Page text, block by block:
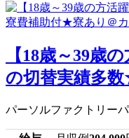
【18歳～39歳
の切替実績多
パーソルファクトリー